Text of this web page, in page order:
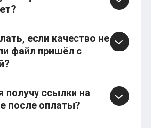
если качество не
файл пришёл с
получу ссылки на
после оплаты?